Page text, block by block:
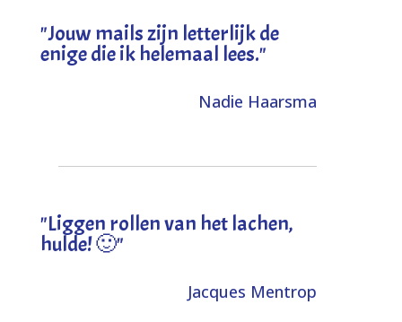
"Jouw mails zijn letterlijk de
enige die ik helemaal lees."
Nadie Haarsma
"Liggen rollen van het lachen,
hulde! 🙂"
Jacques Mentrop